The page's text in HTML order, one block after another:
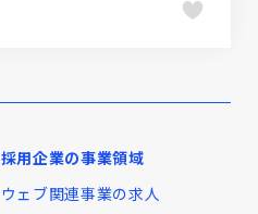
採用企業の事業領域
ウェブ関連事業の求人